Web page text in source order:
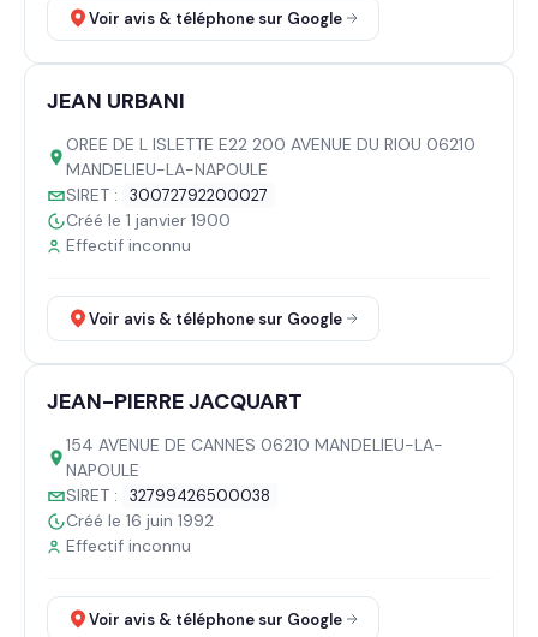
Voir avis & téléphone sur Google
JEAN URBANI
OREE DE L ISLETTE E22 200 AVENUE DU RIOU 06210
MANDELIEU-LA-NAPOULE
SIRET :
30072792200027
Créé le 1 janvier 1900
Effectif inconnu
Voir avis & téléphone sur Google
JEAN-PIERRE JACQUART
154 AVENUE DE CANNES 06210 MANDELIEU-LA-
NAPOULE
SIRET :
32799426500038
Créé le 16 juin 1992
Effectif inconnu
Voir avis & téléphone sur Google